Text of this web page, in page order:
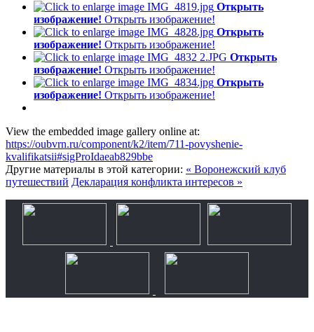
Открыть
изображение! Открыть изображение!
Открыть
изображение! Открыть изображение!
Открыть
изображение! Открыть изображение!
Открыть
изображение! Открыть изображение!
View the embedded image gallery online at:
https://oubvrn.ru/component/k2/item/711-povyshenie-
kvalifikatsii#sigProIdaeab829bbe
Другие материалы в этой категории: « Воронежский клуб
путешествий Декларация конфликта интересов »